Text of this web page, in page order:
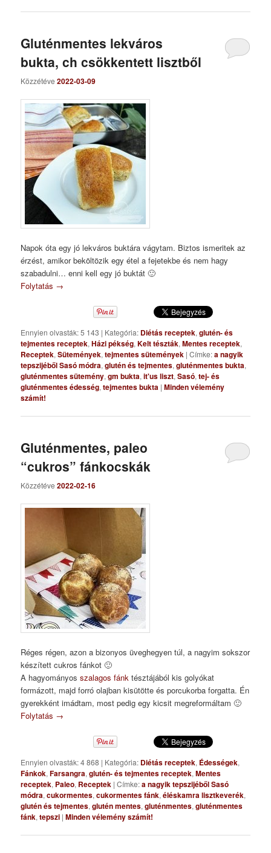
Gluténmentes lekváros
bukta, ch csökkentett lisztből
Közzétéve2022-03-09
Napok óta egy jó lekváros buktára vágytam. Biztos ismeritek az
érzést, amikor beköltözik egy étel a fejetekbe és nem hagy
szabadulni… enni kell egy jó buktát 🙂
Folytatás →
Ennyien olvasták: 5 143 | Kategória: Diétás receptek,glutén- és
tejmentes receptek,Házi pékség,Kelt tészták,Mentes receptek,
Receptek,Sütemények,tejmentes sütemények |Címke:a nagyik
tepszijéből Sasó módra,glutén és tejmentes,gluténmentes bukta,
gluténmentes sütemény,gm bukta,it'us liszt,Sasó,tej- és
gluténmentes édesség,tejmentes bukta |Minden vélemény
számít!
Gluténmentes, paleo
“cukros” fánkocskák
Közzétéve2022-02-16
Réges régen, azon a bizonyos üveghegyen túl, a nagyim sokszor
készített cukros fánkot 🙂
A hagyományosszalagos fánk tésztájából kis golyókat
formázott, majd forró olajban kisütötte és porcukorba forgatta. Én
gyerekként imádtam, most pedig egy kicsit megreformáltam 🙂
Folytatás →
Ennyien olvasták: 4 868 | Kategória: Diétás receptek, Édességek,
Fánkok,Farsangra,glutén- és tejmentes receptek,Mentes
receptek, Paleo, Receptek |Címke:a nagyik tepszijéből Sasó
módra,cukormentes,cukormentes fánk,éléskamra lisztkeverék,
glutén és tejmentes,glutén mentes,gluténmentes,gluténmentes
fánk,tepszi |Minden vélemény számít!